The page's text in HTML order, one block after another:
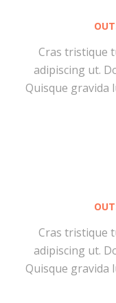
Cras tristique
adipiscing ut.
Quisque gravida
Cras tristique
adipiscing ut.
Quisque gravida